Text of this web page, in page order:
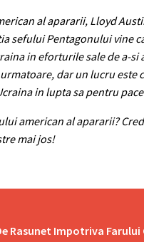
al apararii, Lloyd
sefului Pentagonului
in eforturile sale de a-
dar un lucru
in lupta sa pentru
american al apararii?
mai jos!
Rasunet Impotriva